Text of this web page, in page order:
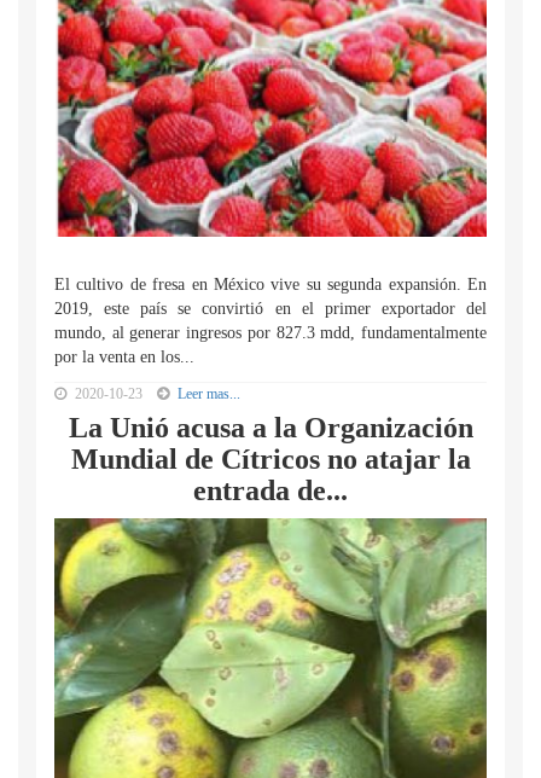
El cultivo de fresa en México vive su segunda expansión. En
2019, este país se convirtió en el primer exportador del
mundo, al generar ingresos por 827.3 mdd, fundamentalmente
por la venta en los...
2020-10-23 Leer mas...
La Unió acusa a la Organización
Mundial de Cítricos no atajar la
entrada de...